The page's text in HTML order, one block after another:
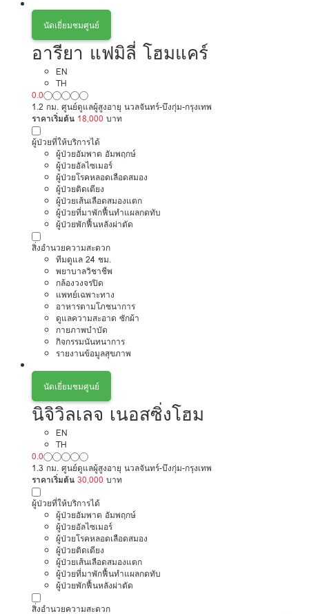
นัดเยี่ยมชมศูนย์
อารียา แฟมิลี่ โฮมแคร์
EN
TH
0.0
1.2 กม. ศูนย์ดูแลผู้สูงอายุ นวลจันทร์-บึงกุ่ม-กรุงเทพ
ราคาเริ่มต้น 18,000 บาท
ผู้ป่วยที่ให้บริการได้
ผู้ป่วยอัมพาต อัมพฤกษ์
ผู้ป่วยอัลไซเมอร์
ผู้ป่วยโรคหลอดเลือดสมอง
ผู้ป่วยติดเตียง
ผู้ป่วยเส้นเลือดสมองแตก
ผู้ป่วยที่มาพักฟื้นทำแผลกดทับ
ผู้ป่วยพักฟื้นหลังผ่าตัด
สิ่งอำนวยความสะดวก
ทีมดูแล 24 ชม.
พยาบาลวิชาชีพ
กล้องวงจรปิด
แพทย์เฉพาะทาง
อาหารตามโภชนาการ
ดูแลความสะอาด ซักผ้า
กายภาพบำบัด
กิจกรรมนันทนาการ
รายงานข้อมูลสุขภาพ
นัดเยี่ยมชมศูนย์
นิจิวิลเลจ เนอสซิ่งโฮม
EN
TH
0.0
1.3 กม. ศูนย์ดูแลผู้สูงอายุ นวลจันทร์-บึงกุ่ม-กรุงเทพ
ราคาเริ่มต้น 30,000 บาท
ผู้ป่วยที่ให้บริการได้
ผู้ป่วยอัมพาต อัมพฤกษ์
ผู้ป่วยอัลไซเมอร์
ผู้ป่วยโรคหลอดเลือดสมอง
ผู้ป่วยติดเตียง
ผู้ป่วยเส้นเลือดสมองแตก
ผู้ป่วยที่มาพักฟื้นทำแผลกดทับ
ผู้ป่วยพักฟื้นหลังผ่าตัด
สิ่งอำนวยความสะดวก